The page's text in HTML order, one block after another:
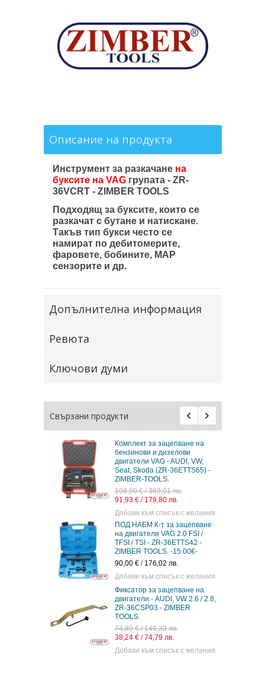
Описание на продукта
Инструмент за разкачане на
буксите на VAGгрупата - ZR-
36VCRT - ZIMBER TOOLS
Подходящ за буксите, които се
разкачат с бутане и натискане.
Такъв тип букси често се
намират по дебитомерите,
фаровете, бобините, MAP
сензорите и др.
Допълнителна информация
Ревюта
Ключови думи
Свързани продукти
Комплект за зацепване на
бензинови и дизелови
двигатели VAG - AUDI, VW,
Seat, Skoda (ZR-36ETTS65) -
ZIMBER-TOOLS.
198,90 € / 389,01 лв.
91,93 € / 179,80 лв.
Добави към списък с желания
ПОД НАЕМ К-т за зацепване
на двигатели VAG 2.0 FSI /
TFSI / TSI - ZR-36ETTS42 -
ZIMBER TOOLS. -15.00€-
90,00 €/ 176,02 лв.
Добави към списък с желания
Фиксатор за зацепване на
двигатели - AUDI, VW 2.6 / 2.8,
ZR-36CSP03 - ZIMBER
TOOLS.
74,80 € / 146,30 лв.
38,24 € / 74,79 лв.
Добави към списък с желания